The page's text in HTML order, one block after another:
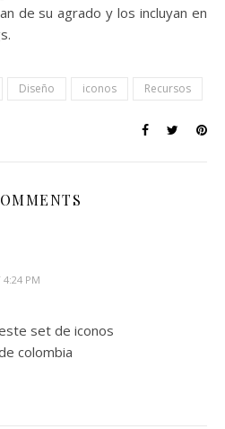
de su agrado y los incluyan en
Diseño iconos Recursos
4:24 PM
set de iconos
colombia